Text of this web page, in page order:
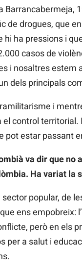
Barrancabermeja,
de drogues, que
ha pressions i
casos de
i nosaltres
dels principals
i
control
pot estar passant
va dir que
Ha variat la
sector popular, de
ens empobreix:
però en els
per a salut i